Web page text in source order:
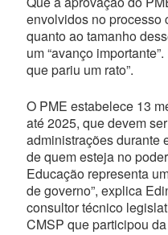
envolvidos no processo
quanto ao tamanho
um “avanço
que pariu um rato”.
O PME estabelece 13
até 2025, que devem
administrações durante
de quem esteja no
Educação representa
de governo”, explica
consultor técnico
CMSP que participou